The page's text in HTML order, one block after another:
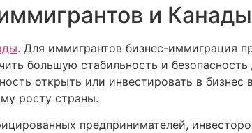
и Канады
. Для иммигрантов бизнес-иммиграция
большую стабильность и
открыть или инвестировать в бизнес
росту страны.
предпринимателей,